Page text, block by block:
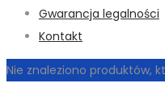
Gwarancja legalności
Kontakt
Nie znaleziono produktów,